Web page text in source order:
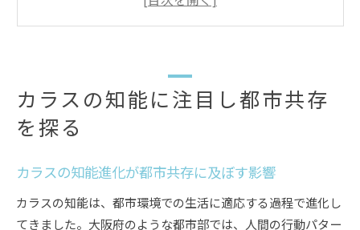
カラスの知能が都市生態系にもたらす役割
カラスが人間を識別し続ける知能の仕組み
カラスの記憶と大阪府で見られる行動の関係
都市生活に順応するカラスの知能の特徴
都市生活に影響を与えるカラスの行動パターン
カラスの知能に注目し都市共存
を探る
カラスの知能進化が都市共存に及ぼす影響
カラスの知能は、都市環境での生活に適応する過程で進化し
てきました。大阪府のような都市部では、人間の行動パター